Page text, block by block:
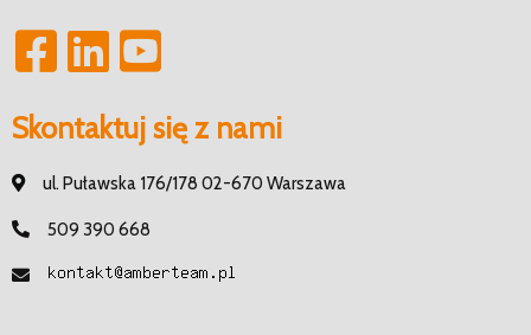
Skontaktuj się z nami
ul. Puławska 176/178 02-670 Warszawa
509 390 668